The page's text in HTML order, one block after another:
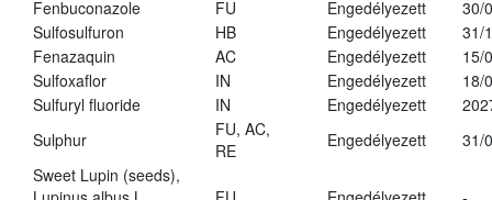
Fenbuconazole
FU Engedélyezett
30/
Sulfosulfuron
HB Engedélyezett
31/
Fenazaquin
AC Engedélyezett
15/
Sulfoxaflor
IN Engedélyezett
18/
Sulfuryl fluoride
IN Engedélyezett
Sulphur
FU, AC,
RE
Engedélyezett
31/
Sweet Lupin (seeds),